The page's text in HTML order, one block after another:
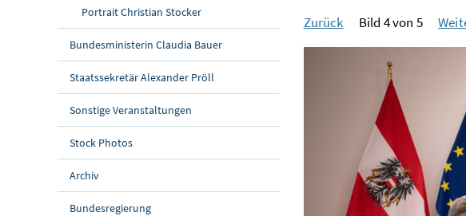
Portrait Christian Stocker
Bundesministerin Claudia Bauer
Staatssekretär Alexander Pröll
Sonstige Veranstaltungen
Stock Photos
Archiv
Bundesregierung
Zurück Bild 4 von 5